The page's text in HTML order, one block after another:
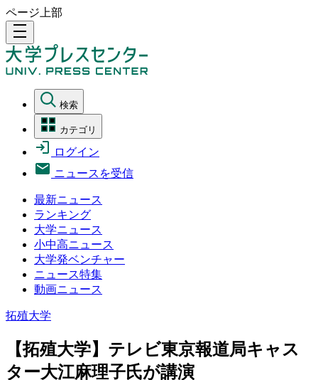
ページ上部
density_medium
検索
カテゴリ
ログイン
ニュースを受信
最新ニュース
ランキング
大学ニュース
小中高ニュース
大学発ベンチャー
ニュース特集
動画ニュース
拓殖大学
【拓殖大学】テレビ東京報道局キャス
ター大江麻理子氏が講演